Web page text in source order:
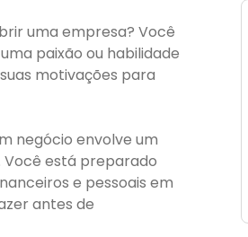
uma empresa? Você
paixão ou habilidade
motivações para
negócio envolve um
Você está preparado
e pessoais em
antes de